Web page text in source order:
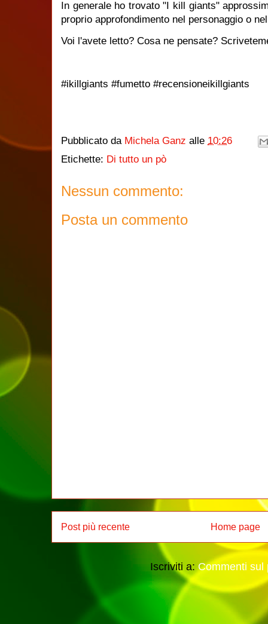
In generale ho trovato "I kill giants"
proprio approfondimento nel personaggio o
Voi l'avete letto? Cosa ne pensate?
#ikillgiants #fumetto #recensioneikillgiants
Pubblicato da Michela Ganz alle 10:26
Etichette: Di tutto un pò
Nessun commento:
Posta un commento
Post più recente Home page
Iscriviti a: Commenti sul